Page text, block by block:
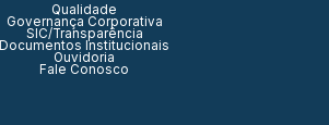
Qualidade
Governança Corporativa
SIC/Transparência
Documentos Institucionais
Ouvidoria
Fale Conosco